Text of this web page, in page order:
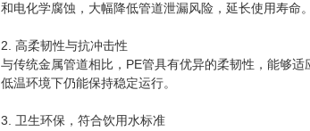
和电化学腐蚀，大幅降低管道泄漏风险，延长使用寿
2. 高柔韧性与抗冲击性
与传统金属管道相比，PE管具有优异的柔韧性，能够
低温环境下仍能保持稳定运行。
3. 卫生环保，符合饮用水标准